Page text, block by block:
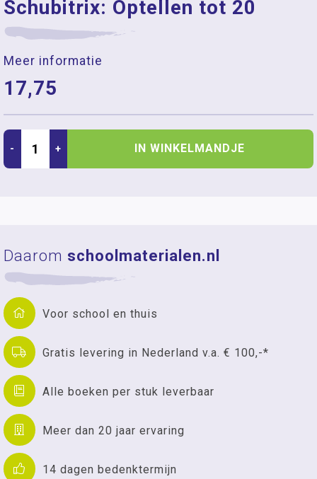
Schubitrix: Optellen tot 20
Meer informatie
17,75
- + IN WINKELMANDJE
Daarom schoolmaterialen.nl
Voor school en thuis
Gratis levering in Nederland v.a. € 100,-*
Alle boeken per stuk leverbaar
Meer dan 20 jaar ervaring
14 dagen bedenktermijn